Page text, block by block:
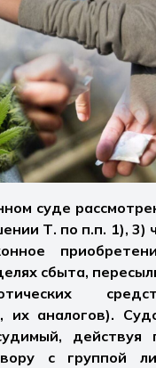
суде
Т. по п.п. 1), 3)
сбыта,
их аналогов).
действуя
с группой